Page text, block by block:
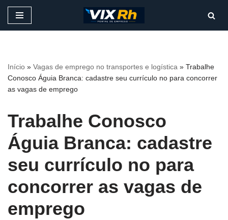
conteúdo
Início » Vagas de emprego no transportes e logística » Trabalhe
Conosco Águia Branca: cadastre seu currículo no para concorrer
as vagas de emprego
Trabalhe Conosco
Águia Branca: cadastre
seu currículo no para
concorrer as vagas de
emprego